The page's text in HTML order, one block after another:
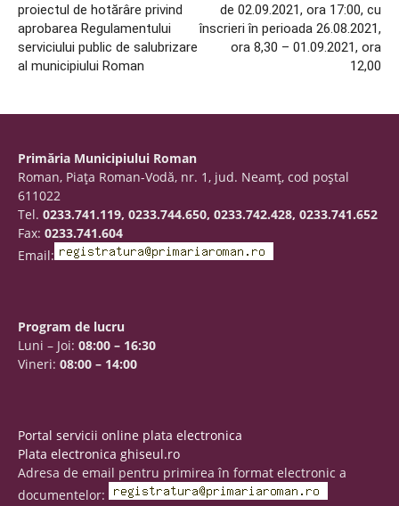
proiectul de hotărâre privind
aprobarea Regulamentului
serviciului public de salubrizare
al municipiului Roman
de 02.09.2021, ora 17:00, cu
înscrieri în perioada 26.08.2021,
ora 8,30 – 01.09.2021, ora
12,00
Primăria Municipiului Roman
Roman, Piaţa Roman-Vodă, nr. 1, jud. Neamţ, cod poştal
611022
Tel. 0233.741.119, 0233.744.650, 0233.742.428, 0233.741.652
Fax: 0233.741.604
Email:
Program de lucru
Luni – Joi: 08:00 – 16:30
Vineri: 08:00 – 14:00
Portal servicii online plata electronica
Plata electronica ghiseul.ro
Adresa de email pentru primirea în format electronic a
documentelor: